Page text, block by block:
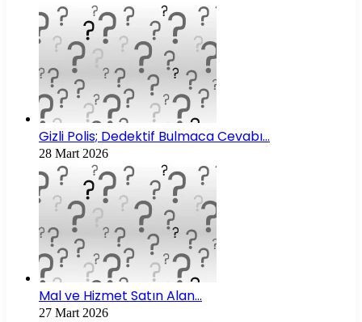
Gizli Polis; Dedektif Bulmaca Cevabı…
28 Mart 2026
Mal ve Hizmet Satın Alan…
27 Mart 2026